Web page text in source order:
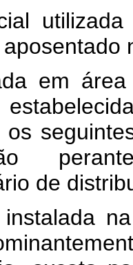
em
os
de